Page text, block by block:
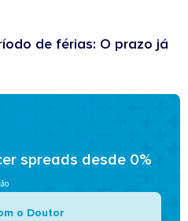
de férias: O prazo já
spreads desde 0%
o Doutor